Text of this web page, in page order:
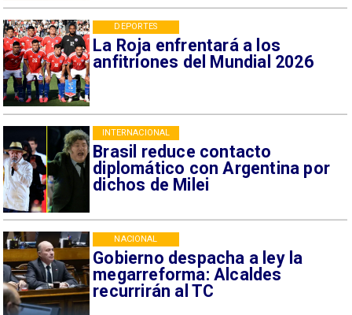
La Roja enfrentará a los
anfitriones del Mundial 2026
DEPORTES
Brasil reduce contacto
diplomático con Argentina por
dichos de Milei
INTERNACIONAL
Gobierno despacha a ley la
megarreforma: Alcaldes
recurrirán al TC
NACIONAL